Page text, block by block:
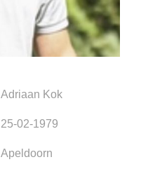
Adriaan Kok
25-02-1979
Apeldoorn